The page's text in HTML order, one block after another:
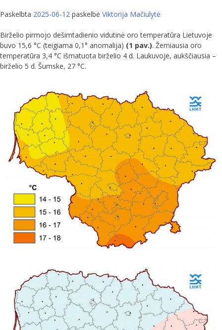
Paskelbta 2025-06-12 paskelbė Viktorija Mačiulytė
Birželio pirmojo dešimtadienio vidutinė oro temperatūra Lietuvoje
buvo 15,6 °C (teigiama 0,1° anomalija) (1 pav.). Žemiausia oro
temperatūra 3,4 °C išmatuota birželio 4 d. Laukuvoje, aukščiausia –
birželio 5 d. Šumske, 27 °C.